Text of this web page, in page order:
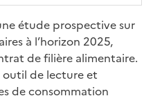
étude prospective sur
à l’horizon 2025,
de filière alimentaire.
outil de lecture et
de consommation